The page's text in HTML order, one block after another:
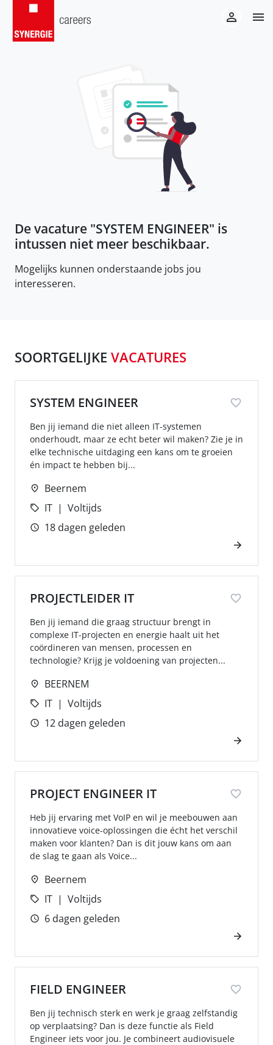
De vacature "SYSTEM ENGINEER" is
intussen niet meer beschikbaar.
Mogelijks kunnen onderstaande jobs jou
interesseren.
SOORTGELIJKE VACATURES
SYSTEM ENGINEER
Ben jij iemand die niet alleen IT-systemen
onderhoudt, maar ze echt beter wil maken? Zie je in
elke technische uitdaging een kans om te groeien
én impact te hebben bij...
Beernem
IT
Voltijds
18 dagen geleden
PROJECTLEIDER IT
Ben jij iemand die graag structuur brengt in
complexe IT-projecten en energie haalt uit het
coördineren van mensen, processen en
technologie? Krijg je voldoening van projecten...
BEERNEM
IT
Voltijds
12 dagen geleden
PROJECT ENGINEER IT
Heb jij ervaring met VoIP en wil je meebouwen aan
innovatieve voice-oplossingen die écht het verschil
maken voor klanten? Dan is dit jouw kans om aan
de slag te gaan als Voice...
Beernem
IT
Voltijds
6 dagen geleden
FIELD ENGINEER
Ben jij technisch sterk en werk je graag zelfstandig
op verplaatsing? Dan is deze functie als Field
Engineer iets voor jou. Je combineert audiovisuele